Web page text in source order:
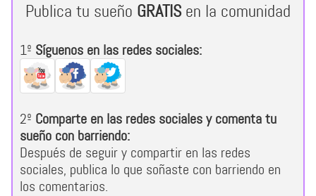
Publica tu sueño GRATISen la comunidad
1º Síguenos en las redes sociales:
2º Comparte en las redes sociales y comenta tu
sueño con barriendo:
Después de seguir y compartir en las redes
sociales, publica lo que soñaste con barriendo en
los comentarios.